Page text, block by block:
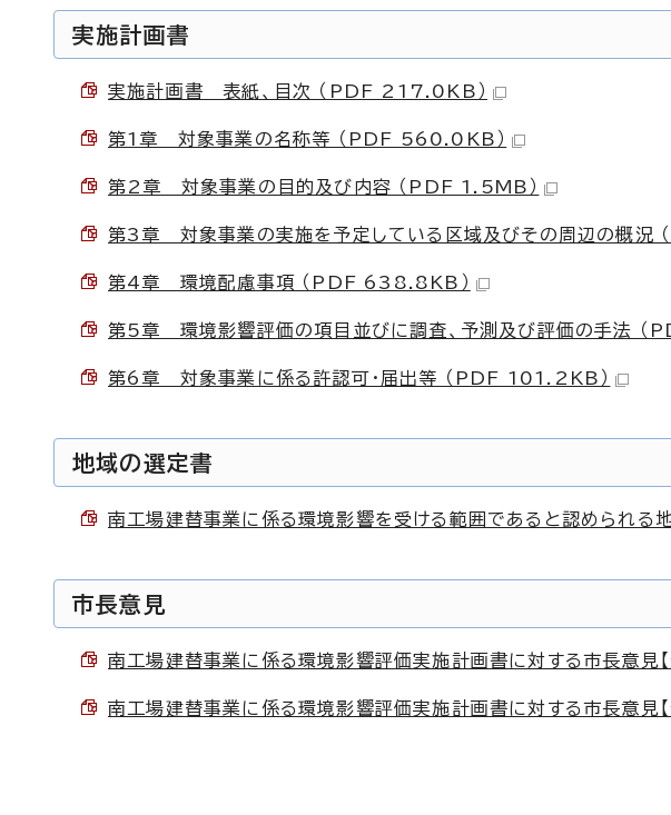
実施計画書
実施計画書 表紙、目次 （PDF 217.0KB）
第1章 対象事業の名称等 （PDF 560.0KB）
第2章 対象事業の目的及び内容 （PDF 1.5MB）
第3章 対象事業の実施を予定している区域及びその周辺の概況
第4章 環境配慮事項 （PDF 638.8KB）
第5章 環境影響評価の項目並びに調査、予測及び評価の手法 （
第6章 対象事業に係る許認可・届出等 （PDF 101.2KB）
地域の選定書
南工場建替事業に係る環境影響を受ける範囲であると認められる
市長意見
南工場建替事業に係る環境影響評価実施計画書に対する市長意見
南工場建替事業に係る環境影響評価実施計画書に対する市長意見